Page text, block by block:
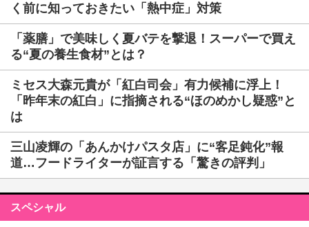
く前に知っておきたい「熱中症」対策
「薬膳」で美味しく夏バテを撃退！スーパーで買え
る“夏の養生食材”とは？
ミセス大森元貴が「紅白司会」有力候補に浮上！
「昨年末の紅白」に指摘される“ほのめかし疑惑”と
は
三山凌輝の「あんかけパスタ店」に“客足鈍化”報
道…フードライターが証言する「驚きの評判」
スペシャル